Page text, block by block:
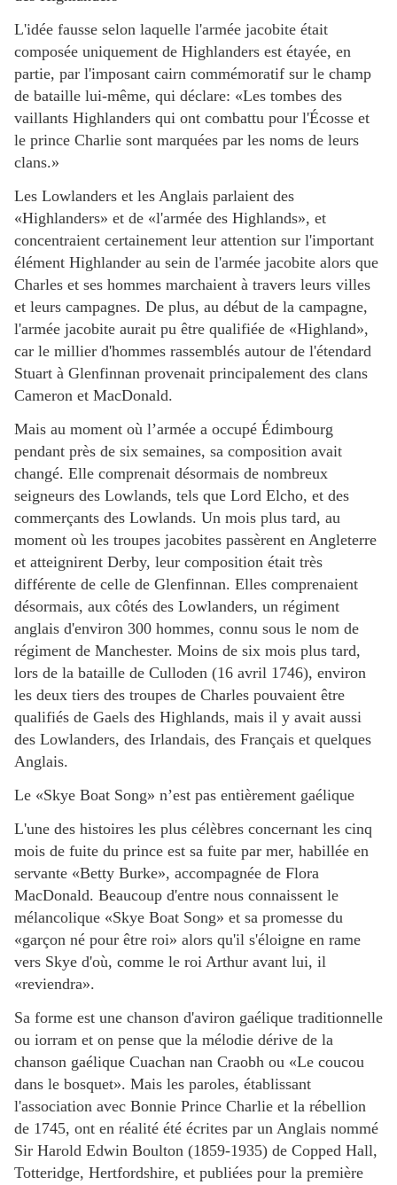
L'idée fausse selon laquelle l'armée jacobite était
composée uniquement de Highlanders est étayée, en
partie, par l'imposant cairn commémoratif sur le champ
de bataille lui-même, qui déclare: «Les tombes des
vaillants Highlanders qui ont combattu pour l'Écosse et
le prince Charlie sont marquées par les noms de leurs
clans.»
Les Lowlanders et les Anglais parlaient des
«Highlanders» et de «l'armée des Highlands», et
concentraient certainement leur attention sur l'important
élément Highlander au sein de l'armée jacobite alors que
Charles et ses hommes marchaient à travers leurs villes
et leurs campagnes. De plus, au début de la campagne,
l'armée jacobite aurait pu être qualifiée de «Highland»,
car le millier d'hommes rassemblés autour de l'étendard
Stuart à Glenfinnan provenait principalement des clans
Cameron et MacDonald.
Mais au moment où l’armée a occupé Édimbourg
pendant près de six semaines, sa composition avait
changé. Elle comprenait désormais de nombreux
seigneurs des Lowlands, tels que Lord Elcho, et des
commerçants des Lowlands. Un mois plus tard, au
moment où les troupes jacobites passèrent en Angleterre
et atteignirent Derby, leur composition était très
différente de celle de Glenfinnan. Elles comprenaient
désormais, aux côtés des Lowlanders, un régiment
anglais d'environ 300 hommes, connu sous le nom de
régiment de Manchester. Moins de six mois plus tard,
lors de la bataille de Culloden (16 avril 1746), environ
les deux tiers des troupes de Charles pouvaient être
qualifiés de Gaels des Highlands, mais il y avait aussi
des Lowlanders, des Irlandais, des Français et quelques
Anglais.
Le «Skye Boat Song» n’est pas entièrement gaélique
L'une des histoires les plus célèbres concernant les cinq
mois de fuite du prince est sa fuite par mer, habillée en
servante «Betty Burke», accompagnée de Flora
MacDonald. Beaucoup d'entre nous connaissent le
mélancolique «Skye Boat Song» et sa promesse du
«garçon né pour être roi» alors qu'il s'éloigne en rame
vers Skye d'où, comme le roi Arthur avant lui, il
«reviendra».
Sa forme est une chanson d'aviron gaélique traditionnelle
ou iorram et on pense que la mélodie dérive de la
chanson gaélique Cuachan nan Craobh ou «Le coucou
dans le bosquet». Mais les paroles, établissant
l'association avec Bonnie Prince Charlie et la rébellion
de 1745, ont en réalité été écrites par un Anglais nommé
Sir Harold Edwin Boulton (1859-1935) de Copped Hall,
Totteridge, Hertfordshire, et publiées pour la première